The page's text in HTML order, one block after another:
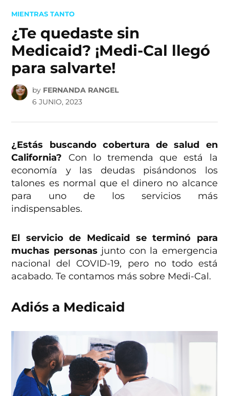
POSTED
MIENTRAS TANTO
¿Te quedaste sin
Medicaid? ¡Medi-Cal llegó
para salvarte!
by FERNANDA RANGEL
6 JUNIO, 2023
¿Estás buscando cobertura de salud en
California? Con lo tremenda que está la
economía y las deudas pisándonos los
talones es normal que el dinero no alcance
para uno de los servicios más
indispensables.
El servicio de Medicaid se terminó para
muchas personas junto con la emergencia
nacional del COVID-19, pero no todo está
acabado. Te contamos más sobre Medi-Cal.
Adiós a Medicaid